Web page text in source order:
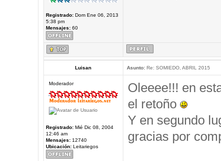
Registrado:Dom Ene 06, 2013
5:38 pm
Mensajes:60
Luisan Asunto:Re: SOMIEDO, ABRIL 2015
Moderador
Registrado:Mié Dic 08, 2004
12:46 am
Mensajes:12740
Ubicación:Leitariegos
Oleeee!!! en
el retoño
Y en segundo
gracias por